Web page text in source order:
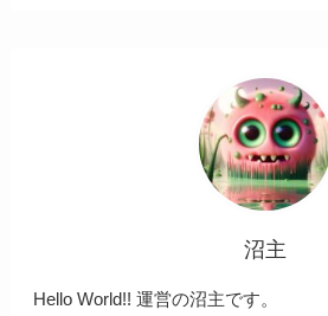
沼主
Hello World!! 運営の沼主です。